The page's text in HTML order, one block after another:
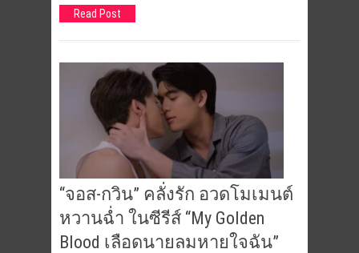
Read Post
“จอส-กวิน” คลั่งรัก อวดโมเมนต์
หวานฉ่ำ ในซีรีส์ “My Golden
Blood เลือดนายลมหายใจฉัน”